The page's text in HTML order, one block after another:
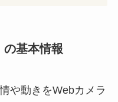
基本情報
や動きをWebカメラ